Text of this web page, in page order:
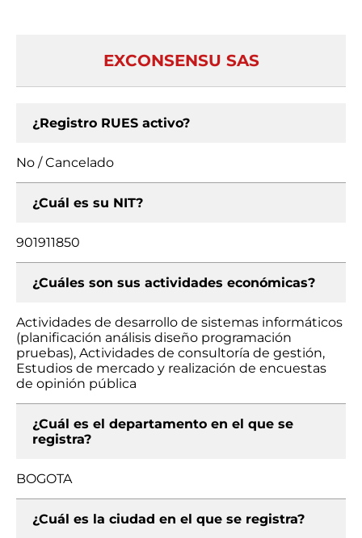
EXCONSENSU SAS
¿Registro RUES activo?
No / Cancelado
¿Cuál es su NIT?
901911850
¿Cuáles son sus actividades económicas?
Actividades de desarrollo de sistemas informáticos
(planificación análisis diseño programación
pruebas), Actividades de consultoría de gestión,
Estudios de mercado y realización de encuestas
de opinión pública
¿Cuál es el departamento en el que se
registra?
BOGOTA
¿Cuál es la ciudad en el que se registra?